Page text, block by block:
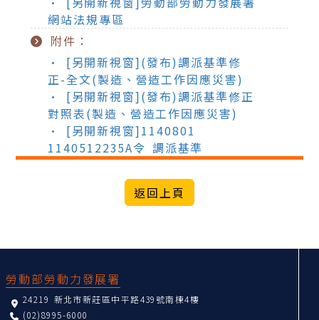
網站法規專區
附件：
• [另開新視窗](發布)調派基準修
正-全文(製造、營造工作因應災害)
• [另開新視窗](發布)調派基準修正
對照表(製造、營造工作因應災害)
• [另開新視窗]1140801
1140512235A令 調派基準
勞動部勞動力發展署
24219 新北市新莊區中平路439號南棟4樓
(02)8995-6000